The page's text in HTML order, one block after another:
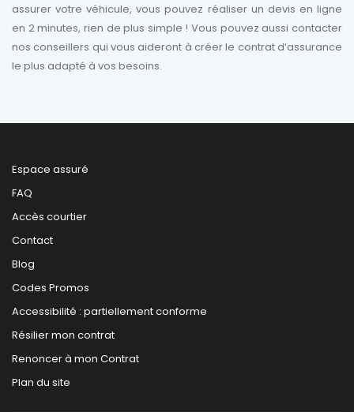
assurer votre véhicule, vous pouvez réaliser un devis en ligne
en 2 minutes, rien de plus simple ! Vous pouvez aussi contacter
nos conseillers qui vous aideront à créer le contrat d’assurance
le plus adapté à vos besoins.
Espace assuré
FAQ
Accès courtier
Contact
Blog
Codes Promos
Accessibilité : partiellement conforme
Résilier mon contrat
Renoncer à mon Contrat
Plan du site